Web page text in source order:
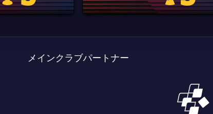
メインクラブパートナー